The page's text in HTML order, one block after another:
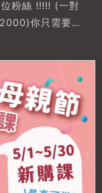
粉絲 !!!!! (一對
你只需要分
蹤不能給你課
活動限定IG請連
｜私人教練x自
我們有教練群
1位粉絲 !!!!! (一